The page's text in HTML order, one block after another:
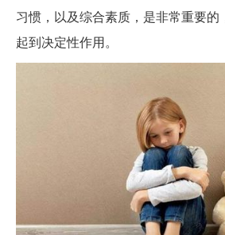
习惯，以及综合素质，是非常重要的
起到决定性作用。